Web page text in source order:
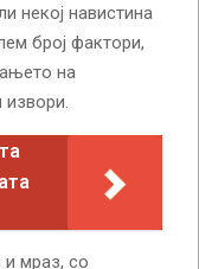
некој навистина
број фактори,
на
извори.
и мраз, со